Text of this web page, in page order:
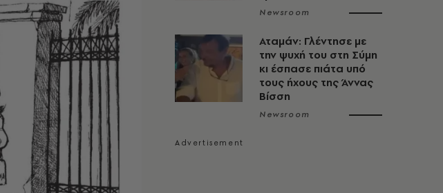
Newsroom
Αταμάν: Γλέντησε με
την ψυχή του στη Σύμη
κι έσπασε πιάτα υπό
τους ήχους της Άννας
Βίσση
Newsroom